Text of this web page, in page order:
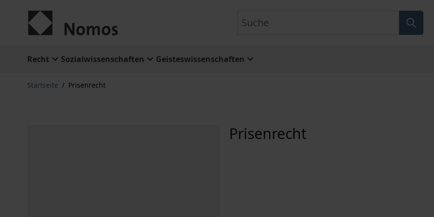
Recht Sozialwissenschaften Geisteswissenschaften
Startseite / Prisenrecht
Prisenrecht